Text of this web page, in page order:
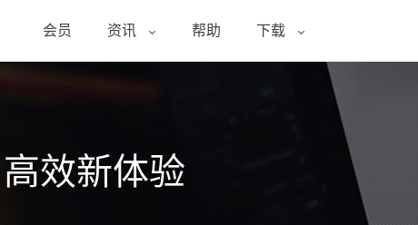
会员 资讯 帮助 下载
效新体验